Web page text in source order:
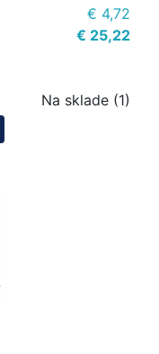
€ 4,72
€ 25,22
Na sklade (1)